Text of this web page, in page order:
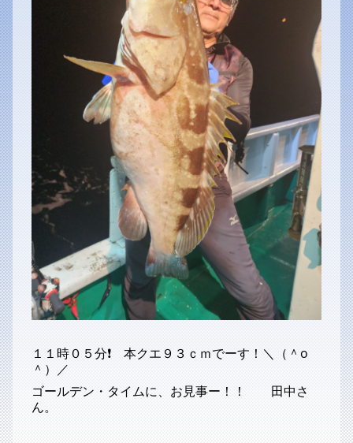
１１時０５分❗ 本クエ９３ｃｍでーす！＼（＾o
＾）／
ゴールデン・タイムに、お見事ー！！ 田中さ
ん。